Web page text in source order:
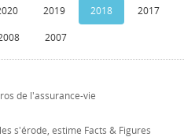
2019 2018 2017
2007
de l'assurance-vie
s'érode, estime Facts & Figures